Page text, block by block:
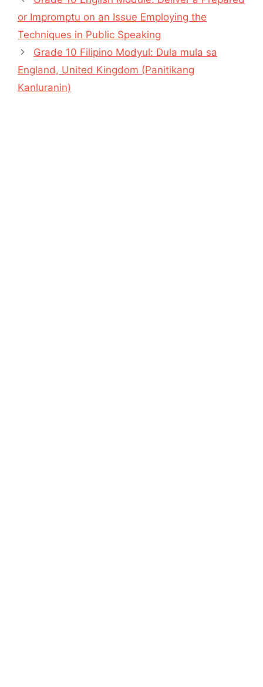
or Impromptu on an Issue Employing the
Techniques in Public Speaking
Grade 10 Filipino Modyul: Dula mula sa
England, United Kingdom (Panitikang
Kanluranin)